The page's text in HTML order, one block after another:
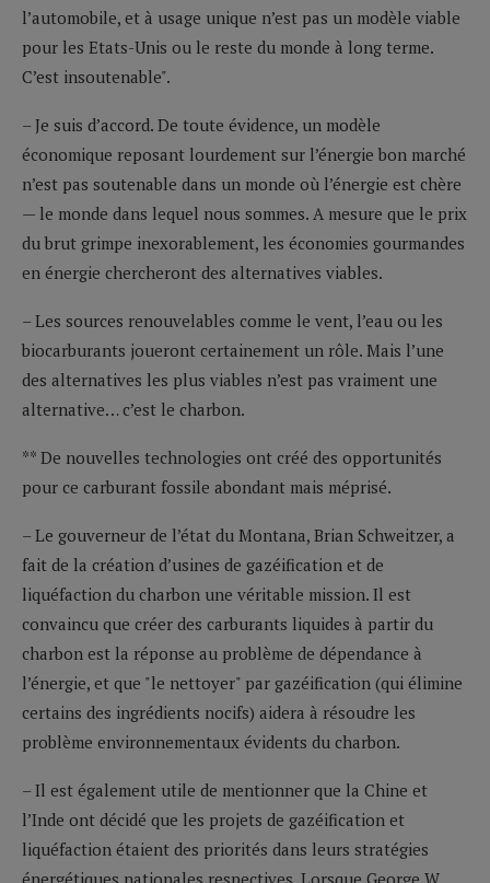
l’automobile, et à usage unique n’est pas un modèle viable
pour les Etats-Unis ou le reste du monde à long terme.
C’est insoutenable".
– Je suis d’accord. De toute évidence, un modèle
économique reposant lourdement sur l’énergie bon marché
n’est pas soutenable dans un monde où l’énergie est chère
— le monde dans lequel nous sommes. A mesure que le prix
du brut grimpe inexorablement, les économies gourmandes
en énergie chercheront des alternatives viables.
– Les sources renouvelables comme le vent, l’eau ou les
biocarburants joueront certainement un rôle. Mais l’une
des alternatives les plus viables n’est pas vraiment une
alternative… c’est le charbon.
** De nouvelles technologies ont créé des opportunités
pour ce carburant fossile abondant mais méprisé.
– Le gouverneur de l’état du Montana, Brian Schweitzer, a
fait de la création d’usines de gazéification et de
liquéfaction du charbon une véritable mission. Il est
convaincu que créer des carburants liquides à partir du
charbon est la réponse au problème de dépendance à
l’énergie, et que "le nettoyer" par gazéification (qui élimine
certains des ingrédients nocifs) aidera à résoudre les
problème environnementaux évidents du charbon.
– Il est également utile de mentionner que la Chine et
l’Inde ont décidé que les projets de gazéification et
liquéfaction étaient des priorités dans leurs stratégies
énergétiques nationales respectives. Lorsque George W.